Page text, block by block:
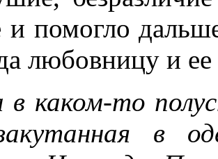
и помогло
любовницу и
каком-то
в